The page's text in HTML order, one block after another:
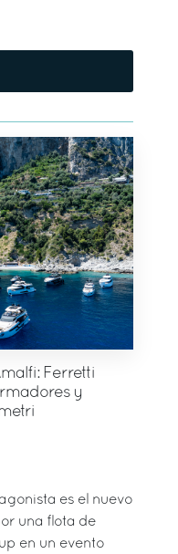
Ferretti
y
es el nuevo
una flota de
en un evento